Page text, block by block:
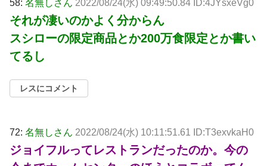
58: 名無しさん 2022/08/24(水) 09:49:50.84 ID:4JYsxeVg0
それが凄いのかよく分からん
スシローの限定商品とか200万食限定とか書い
てるし
レスにコメント
72: 名無しさん 2022/08/24(水) 10:11:51.61 ID:T3exvkaH0
ジョイフルってレストランだったのか。今の